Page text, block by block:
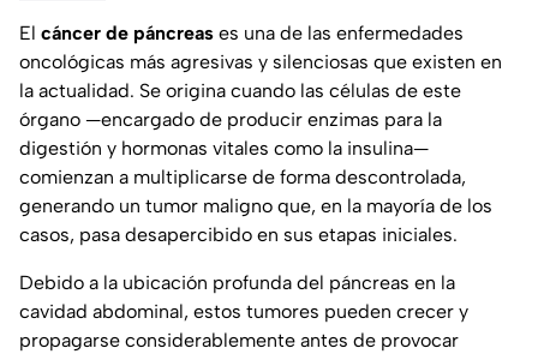
El cáncer de páncreas es una de las enfermedades
oncológicas más agresivas y silenciosas que existen en
la actualidad. Se origina cuando las células de este
órgano —encargado de producir enzimas para la
digestión y hormonas vitales como la insulina—
comienzan a multiplicarse de forma descontrolada,
generando un tumor maligno que, en la mayoría de los
casos, pasa desapercibido en sus etapas iniciales.
Debido a la ubicación profunda del páncreas en la
cavidad abdominal, estos tumores pueden crecer y
propagarse considerablemente antes de provocar